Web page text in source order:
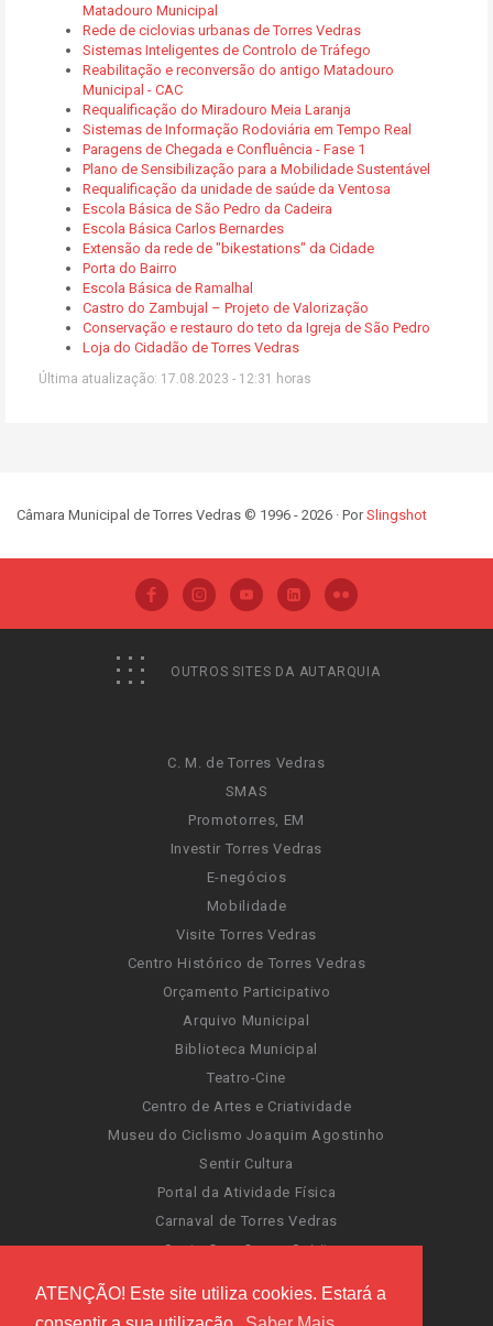
ATENÇÃO! Este site utiliza cookies. Estará a
Matadouro Municipal
Rede de ciclovias urbanas de Torres Vedras
Sistemas Inteligentes de Controlo de Tráfego
Reabilitação e reconversão do antigo Matadouro
Municipal - CAC
Requalificação do Miradouro Meia Laranja
Sistemas de Informação Rodoviária em Tempo Real
Paragens de Chegada e Confluência - Fase 1
Plano de Sensibilização para a Mobilidade Sustentável
Requalificação da unidade de saúde da Ventosa
Escola Básica de São Pedro da Cadeira
Escola Básica Carlos Bernardes
Extensão da rede de "bikestations" da Cidade
Porta do Bairro
Escola Básica de Ramalhal
Castro do Zambujal – Projeto de Valorização
Conservação e restauro do teto da Igreja de São Pedro
Loja do Cidadão de Torres Vedras
Última atualização: 17.08.2023 - 12:31 horas
Câmara Municipal de Torres Vedras © 1996 - 2026 · PorSlingshot
OUTROS SITES DA AUTARQUIA
C. M. de Torres Vedras
SMAS
Promotorres, EM
Investir Torres Vedras
E-negócios
Mobilidade
Visite Torres Vedras
Centro Histórico de Torres Vedras
Orçamento Participativo
Arquivo Municipal
Biblioteca Municipal
Teatro-Cine
Centro de Artes e Criatividade
Museu do Ciclismo Joaquim Agostinho
Sentir Cultura
Portal da Atividade Física
Carnaval de Torres Vedras
Santa Cruz Ocean Spirit